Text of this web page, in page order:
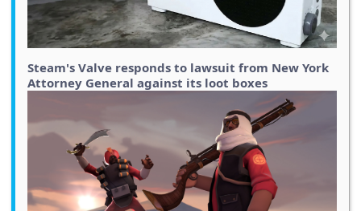
Steam's Valve responds to lawsuit from New York
Attorney General against its loot boxes